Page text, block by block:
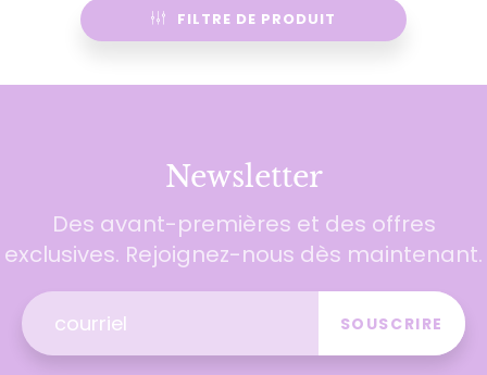
FILTRE DE PRODUIT
Newsletter
Des avant-premières et des offres
exclusives. Rejoignez-nous dès maintenant.
SOUSCRIRE